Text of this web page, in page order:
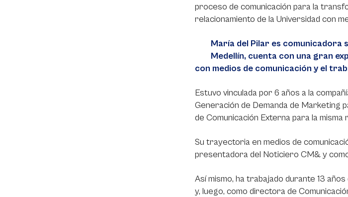
proceso de comunicación para la
relacionamiento de la Universidad con
María del Pilar es comunicadora
Medellín, cuenta con una gran
con medios de comunicación y el
Estuvo vinculada por 6 años a la
Generación de Demanda de Marketing
de Comunicación Externa para la misma
Su trayectoria en medios de
presentadora del Noticiero CM& y
Así mismo, ha trabajado durante 13
y, luego, como directora de